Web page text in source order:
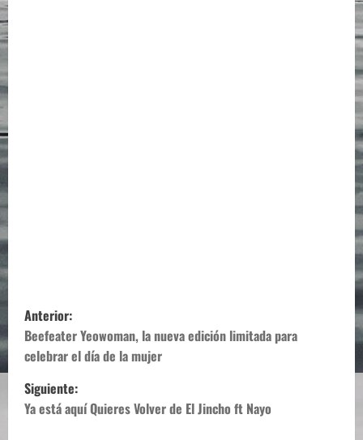
N
a
v
e
Anterior:
Beefeater Yeowoman, la nueva edición limitada para
celebrar el día de la mujer
Siguiente:
Ya está aquí Quieres Volver de El Jincho ft Nayo